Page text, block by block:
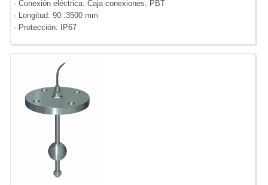
· Conexión eléctrica: Caja conexiones. PBT
· Longitud: 90..3500 mm
· Protección: IP67